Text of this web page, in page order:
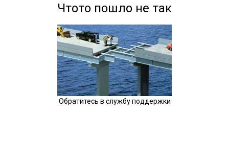
Чтото пошло не так
Обратитесь в службу поддержки